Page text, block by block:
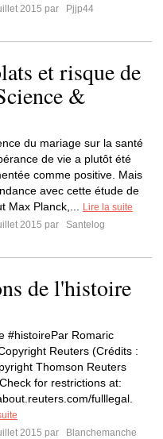
2015 par
Pjjp44
et risque de
&
du mariage sur la santé
de vie a plutôt été
comme positive. Mais
avec cette étude de
Max Planck,...
Lire la suite
2015 par
Santelog
de l'histoire
#histoirePar Romaric
Reuters (Crédits :
Thomson Reuters
for restrictions at:
fulllegal.
2015 par
Blanchemanche